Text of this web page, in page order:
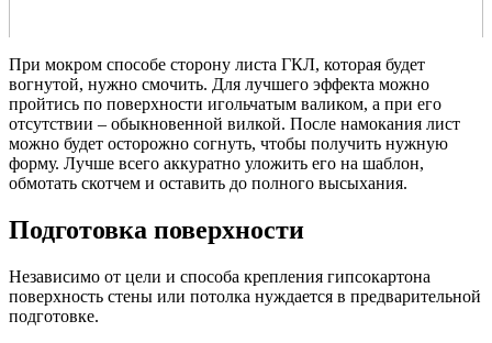
При мокром способе сторону листа ГКЛ, которая будет
вогнутой, нужно смочить. Для лучшего эффекта можно
пройтись по поверхности игольчатым валиком, а при его
отсутствии – обыкновенной вилкой. После намокания лист
можно будет осторожно согнуть, чтобы получить нужную
форму. Лучше всего аккуратно уложить его на шаблон,
обмотать скотчем и оставить до полного высыхания.
Подготовка поверхности
Независимо от цели и способа крепления гипсокартона
поверхность стены или потолка нуждается в предварительной
подготовке.